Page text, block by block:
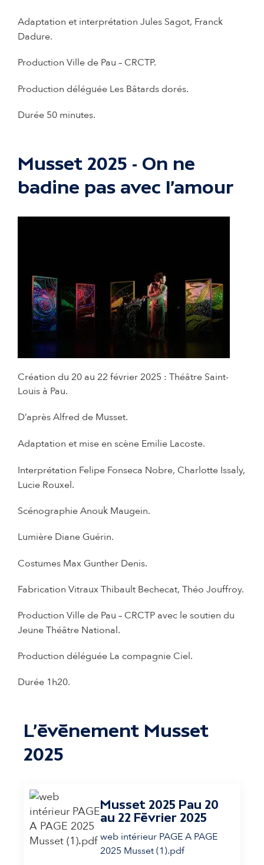
Adaptation et interprétation Jules Sagot, Franck
Dadure.
Production Ville de Pau – CRCTP.
Production déléguée Les Bâtards dorés.
Durée 50 minutes.
Musset 2025 - On ne
badine pas avec l’amour
Création du 20 au 22 février 2025 : Théâtre Saint-
Louis à Pau.
D’aprèsAlfred de Musset.
Adaptation et mise en scène Emilie Lacoste.
Interprétation Felipe Fonseca Nobre, Charlotte Issaly,
Lucie Rouxel.
Scénographie Anouk Maugein.
Lumière Diane Guérin.
Costumes Max Gunther Denis.
Fabrication Vitraux Thibault Bechecat, Théo Jouffroy.
Production Ville de Pau – CRCTP avec le soutien du
Jeune Théâtre National.
Production déléguée La compagnie Ciel.
Durée 1h20.
L'évènement Musset
2025
Musset 2025 Pau 20
au 22 Février 2025
web intérieur PAGE A PAGE
2025 Musset (1).pdf